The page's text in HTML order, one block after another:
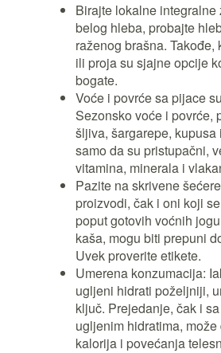
Birajte lokalne integralne
belog hleba, probajte
raženog brašna. Takođe,
ili proja su sjajne opcije
bogate.
Voće i povrće sa pijace
Sezonsko voće i povrće,
šljiva, šargarepe, kupusa
samo da su pristupačni,
vitamina, minerala i
Pazite na skrivene
proizvodi, čak i oni koji
poput gotovih voćnih
kaša, mogu biti prepuni
Uvek proverite etikete.
Umerena konzumacija:
ugljeni hidrati poželjniji,
ključ. Prejedanje, čak i
ugljenim hidratima,
kalorija i povećanja